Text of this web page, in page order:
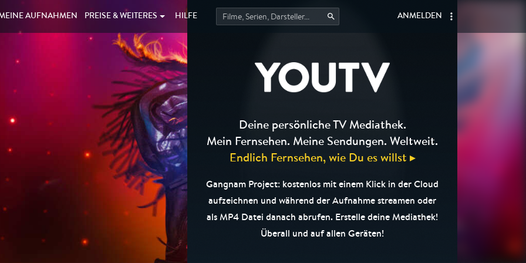
AUFNAHMEN PREISE & WEITERES HILFE ANMELDEN
Deine persönliche TV Mediathek.
Mein Fernsehen. Meine Sendungen. Weltweit.
Endlich Fernsehen, wie Du es willst ▸
Gangnam Project: kostenlos mit einem Klick in der Cloud
aufzeichnen und während der Aufnahme streamen oder
als MP4 Datei danach abrufen. Erstelle deine Mediathek!
Überall und auf allen Geräten!